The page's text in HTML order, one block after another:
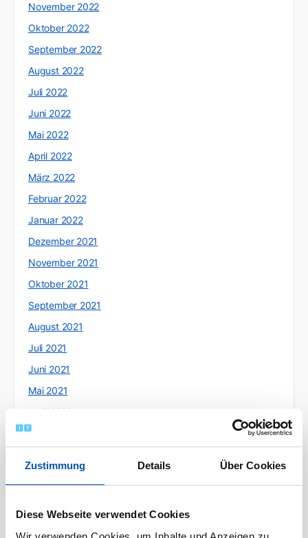
Zustimmung Details Über Cookies
Diese Webseite verwendet Cookies
November 2022
Oktober 2022
September 2022
August 2022
Juli 2022
Juni 2022
Mai 2022
April 2022
März 2022
Februar 2022
Januar 2022
Dezember 2021
November 2021
Oktober 2021
September 2021
August 2021
Juli 2021
Juni 2021
Mai 2021
April 2021
März 2021
November 2020